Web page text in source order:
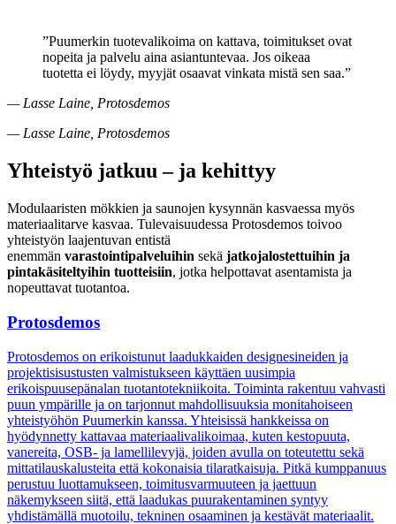
”Puumerkin tuotevalikoima on kattava, toimitukset ovat
nopeita ja palvelu aina asiantuntevaa. Jos oikeaa
tuotetta ei löydy, myyjät osaavat vinkata mistä sen saa.”
— Lasse Laine, Protosdemos
— Lasse Laine, Protosdemos
Yhteistyö jatkuu – ja kehittyy
Modulaaristen mökkien ja saunojen kysynnän kasvaessa myös
materiaalitarve kasvaa. Tulevaisuudessa Protosdemos toivoo
yhteistyön laajentuvan entistä
enemmän varastointipalveluihin sekä jatkojalostettuihin ja
pintakäsiteltyihin tuotteisiin, jotka helpottavat asentamista ja
nopeuttavat tuotantoa.
Protosdemos
Protosdemos on erikoistunut laadukkaiden designesineiden ja
projektisisustusten valmistukseen käyttäen uusimpia
erikoispuusepänalan tuotantotekniikoita. Toiminta rakentuu vahvasti
puun ympärille ja on tarjonnut mahdollisuuksia monitahoiseen
yhteistyöhön Puumerkin kanssa. Yhteisissä hankkeissa on
hyödynnetty kattavaa materiaalivalikoimaa, kuten kestopuuta,
vanereita, OSB- ja lamellilevyjä, joiden avulla on toteutettu sekä
mittatilauskalusteita että kokonaisia tilaratkaisuja. Pitkä kumppanuus
perustuu luottamukseen, toimitusvarmuuteen ja jaettuun
näkemykseen siitä, että laadukas puurakentaminen syntyy
yhdistämällä muotoilu, tekninen osaaminen ja kestävät materiaalit.